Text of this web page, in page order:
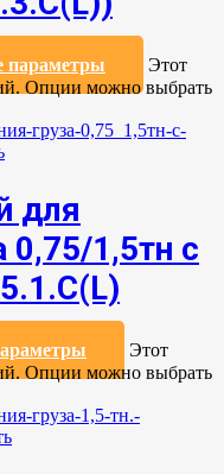
параметры
Этот
Опции можно выбрать
для
0,75/1,5тн с
Этот
Опции можно выбрать